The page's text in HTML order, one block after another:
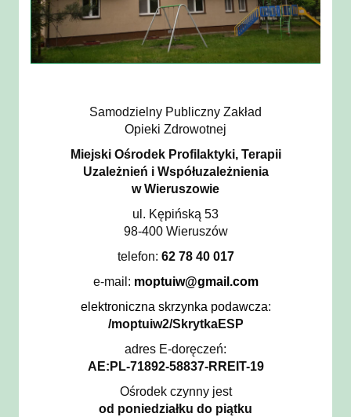
Samodzielny Publiczny Zakład
Opieki Zdrowotnej
Miejski Ośrodek Profilaktyki, Terapii
Uzależnień i Współuzależnienia
w Wieruszowie
ul. Kępińską 53
98-400 Wieruszów
telefon: 62 78 40 017
e-mail: moptuiw@gmail.com
elektroniczna skrzynka podawcza:
/moptuiw2/SkrytkaESP
adres E-doręczeń:
AE:PL-71892-58837-RREIT-19
Ośrodek czynny jest
od poniedziałku do piątku